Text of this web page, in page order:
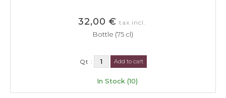
32,00 € tax incl.
Bottle (75 cl)
Qt : Add to cart
In Stock (10)